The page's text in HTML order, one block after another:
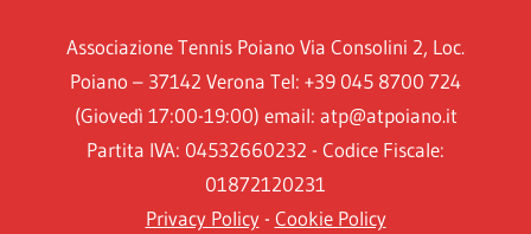
Associazione Tennis Poiano Via Consolini 2, Loc.
Poiano – 37142 Verona Tel: +39 045 8700 724
(Giovedì 17:00-19:00) email: atp@atpoiano.it
Partita IVA: 04532660232 - Codice Fiscale:
01872120231
Privacy Policy- Cookie Policy